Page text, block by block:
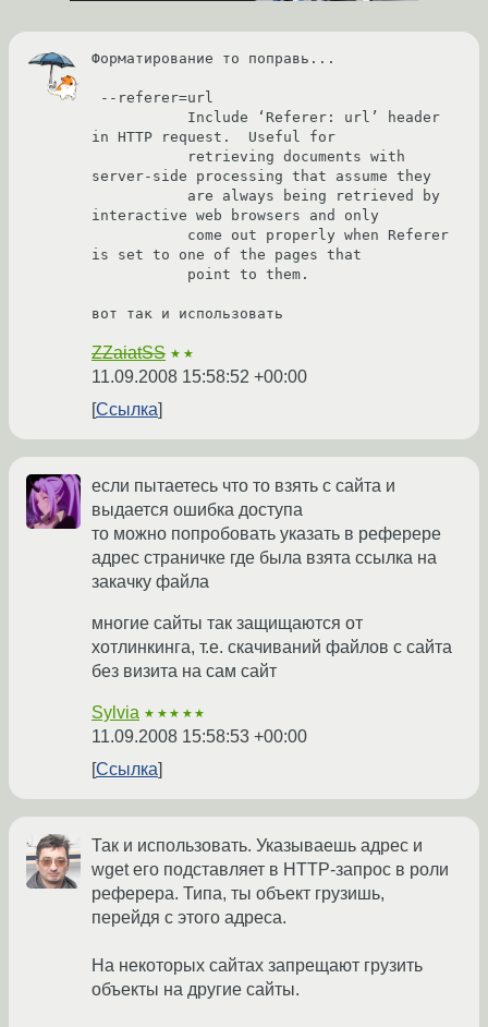
Форматирование то поправь...
in HTTP request.  Useful for
server-side processing that assume they
interactive web browsers and only
is set to one of the pages that
ZZaiatSS ★★
11.09.2008 15:58:52 +00:00
Ссылка
если пытаетесь что то взять с сайта и
выдается ошибка доступа
то можно попробовать указать в реферере
адрес страничке где была взята ссылка на
закачку файла
многие сайты так защищаются от
хотлинкинга, т.е. скачиваний файлов с сайта
без визита на сам сайт
Sylvia ★★★★★
11.09.2008 15:58:53 +00:00
Ссылка
Так и использовать. Указываешь адрес и
wget его подставляет в HTTP-запрос в роли
реферера. Типа, ты объект грузишь,
перейдя с этого адреса.
На некоторых сайтах запрещают грузить
объекты на другие сайты.